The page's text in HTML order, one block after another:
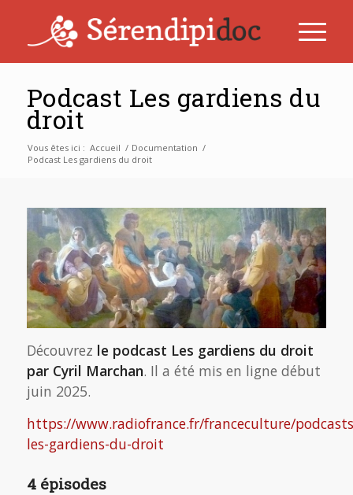
Podcast Les gardiens du
droit
Vous êtes ici : Accueil / Documentation /
Podcast Les gardiens du droit
Découvrez le podcast Les gardiens du droit
par Cyril Marchan. Il a été mis en ligne début
juin 2025.
https://www.radiofrance.fr/franceculture/
les-gardiens-du-droit
4 épisodes